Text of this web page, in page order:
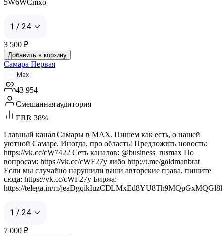
5W6WCmxo
1 / 24
3 500 ₽
Добавить в корзину
Самара Первая
Max
43 954
Смешанная аудитория
ERR 38%
Главный канал Самары в MAX. Пишем как есть, о нашей
уютной Самаре. Иногда, про область! Предложить новость:
https://vk.cc/cW7422 Сеть каналов: @business_rusmax По
вопросам: https://vk.cc/cWF27y либо http://t.me/goldmanbrat
Если мы случайно нарушили ваши авторские права, пишите
сюда: https://vk.cc/cWF27y Биржа:
https://telega.in/m/
1 / 24
7 000 ₽